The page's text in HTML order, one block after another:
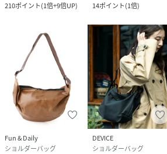
210ポイント(1倍+9倍UP)
14ポイント(1倍)
Fun & Daily
ショルダーバッグ
DEVICE
ショルダーバッグ